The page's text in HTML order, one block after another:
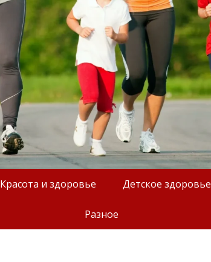
Красота и здоровье Детское здоровье
Разное